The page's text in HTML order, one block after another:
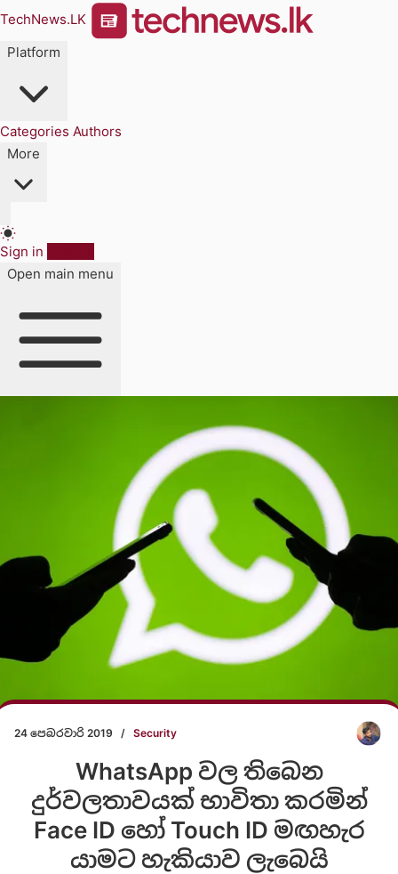
TechNews.LK
Platform
Categories Authors
More
Sign in
Open main menu
24 පෙබරවාරි 2019 / Security
WhatsApp වල තිබෙන
දුර්වලතාවයක් භාවිතා කරමින්
Face ID හෝ Touch ID මඟහැර
යාමට හැකියාව ලැබෙයි